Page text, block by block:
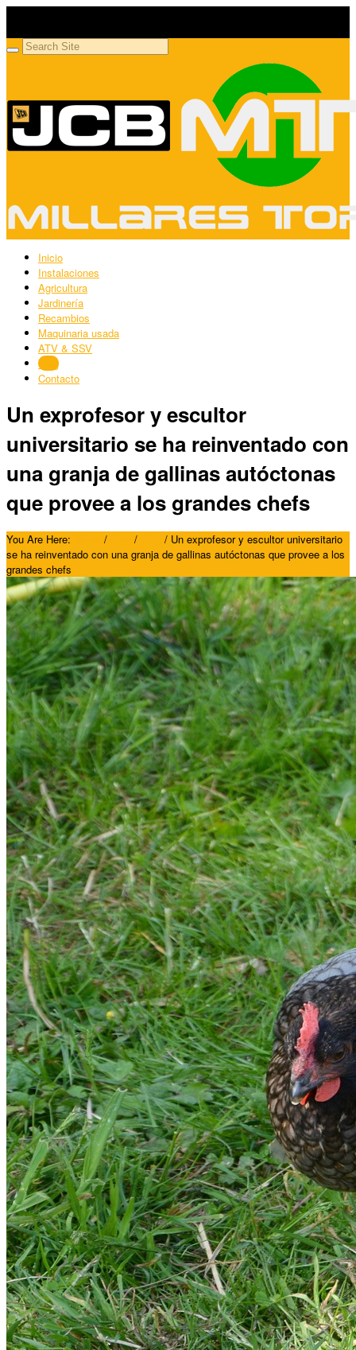
Inicio
Instalaciones
Agricultura
Jardinería
Recambios
Maquinaria usada
ATV & SSV
Blog
Contacto
Un exprofesor y escultor
universitario se ha reinventado con
una granja de gallinas autóctonas
que provee a los grandes chefs
You Are Here: / / / Un exprofesor y escultor universitario
se ha reinventado con una granja de gallinas autóctonas que provee a los
grandes chefs